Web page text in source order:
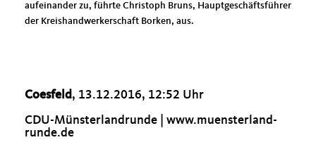
aufeinander zu, führte Christoph Bruns, Hauptgeschäftsführer
der Kreishandwerkerschaft Borken, aus.
Coesfeld, 13.12.2016, 12:52 Uhr
CDU-Münsterlandrunde | www.muensterland-
runde.de